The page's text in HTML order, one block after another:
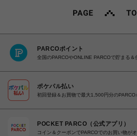
PARCOポイント
全国のPARCOやONLINE PARCOで貯まる＆
ポケパル払い
初回登録＆お買物で最大1,500円分のPARCO
POCKET PARCO（公式アプリ）
コイン＆クーポンでPARCOでのお買い物が